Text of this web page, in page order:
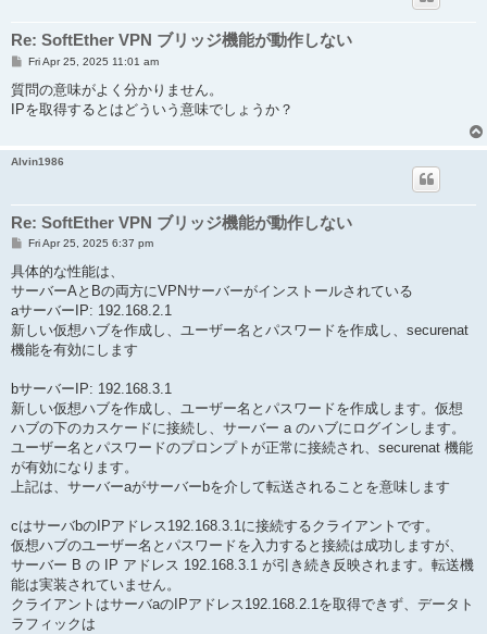
Re: SoftEther VPN ブリッジ機能が動作しない
P
s
t
Fri Apr 25, 2025 11:01 am
質問の意味がよく分かりません。
IPを取得するとはどういう意味でしょうか？
Alvin1986
Re: SoftEther VPN ブリッジ機能が動作しない
P
s
Fri Apr 25, 2025 6:37 pm
具体的な性能は、
サーバーAとBの両方にVPNサーバーがインストールされている
aサーバーIP: 192.168.2.1
新しい仮想ハブを作成し、ユーザー名とパスワードを作成し、securenat
機能を有効にします
bサーバーIP: 192.168.3.1
新しい仮想ハブを作成し、ユーザー名とパスワードを作成します。仮想
ハブの下のカスケードに接続し、サーバー a のハブにログインします。
ユーザー名とパスワードのプロンプトが正常に接続され、securenat 機能
が有効になります。
上記は、サーバーaがサーバーbを介して転送されることを意味します
cはサーバbのIPアドレス192.168.3.1に接続するクライアントです。
仮想ハブのユーザー名とパスワードを入力すると接続は成功しますが、
サーバー B の IP アドレス 192.168.3.1 が引き続き反映されます。転送機
能は実装されていません。
クライアントはサーバaのIPアドレス192.168.2.1を取得できず、データト
ラフィックは